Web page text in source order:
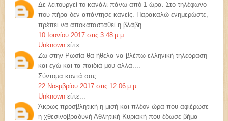
Δε λειτουργεί το κανάλι πάνω από 1 ώρα. Στο τηλέφωνο
που πήρα δεν απάντησε κανείς. Παρακαλώ ενημερώστε,
πρέπει να αποκατασταθεί η βλάβη
10 Ιουνίου 2017 στις 3:48 μ.μ.
Unknown είπε...
Ζω στην Ρωσία θα ήθελα να βλέπω ελληνική τηλεόραση
και εγώ και τα παιδιά μου αλλά....
Σύντομα κοντά σας
22 Νοεμβρίου 2017 στις 12:06 μ.μ.
Unknown είπε...
Άκρως προσβλητική η μισή και πλέον ώρα που αφιέρωσε
η χθεσινοβραδυνή Αθλητική Κυριακή που έδωσε βήμα